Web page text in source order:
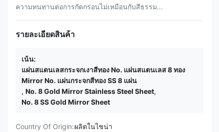
ความทนทานต่อการกัดกร่อนไม่เหมือนกับสีธรรม...
รายละเอียดสินค้า
เน้น:
แผ่นสแตนเลสกระจกเงาสีทอง No. แผ่นสแตนเลส 8 ทอง
Mirror No. แผ่นกระจกสีทอง SS 8 แผ่น
, No. 8 Gold Mirror Stainless Steel Sheet,
No. 8 SS Gold Mirror Sheet
Country Of Origin:ผลิตในไชน่า